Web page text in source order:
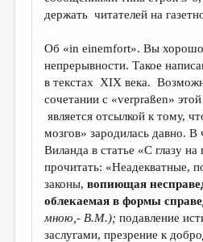
держать читателей на
Об «in еinemfort». Вы
непрерывности. Такое
в текстах XIX века.
сочетании с «verpraßen»
является отсылкой к тому,
мозгов» зародилась давно.
Виланда в статье «С глазу
прочитать: «Неадекватные,
законы,вопиющая
облекаемая в формы
мною,- В.М.); подавление
заслугами, презрение к